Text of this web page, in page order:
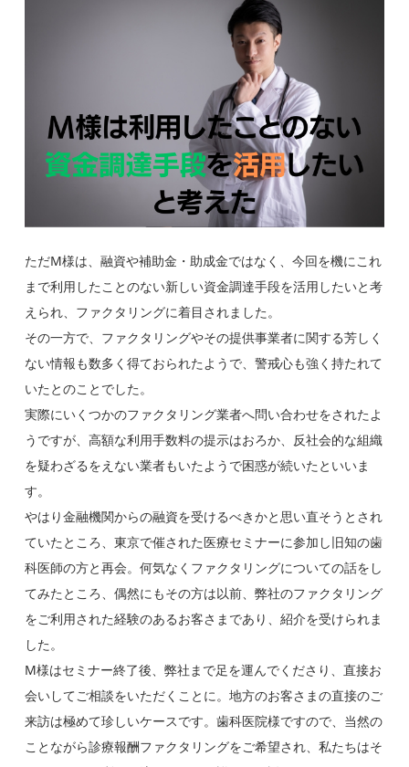
ただM様は、融資や補助金・助成金ではなく、今回を機にこれ
まで利用したことのない新しい資金調達手段を活用したいと考
えられ、ファクタリングに着目されました。
その一方で、ファクタリングやその提供事業者に関する芳しく
ない情報も数多く得ておられたようで、警戒心も強く持たれて
いたとのことでした。
実際にいくつかのファクタリング業者へ問い合わせをされたよ
うですが、高額な利用手数料の提示はおろか、反社会的な組織
を疑わざるをえない業者もいたようで困惑が続いたといいま
す。
やはり金融機関からの融資を受けるべきかと思い直そうとされ
ていたところ、東京で催された医療セミナーに参加し旧知の歯
科医師の方と再会。何気なくファクタリングについての話をし
てみたところ、偶然にもその方は以前、弊社のファクタリング
をご利用された経験のあるお客さまであり、紹介を受けられま
した。
M様はセミナー終了後、弊社まで足を運んでくださり、直接お
会いしてご相談をいただくことに。地方のお客さまの直接のご
来訪は極めて珍しいケースです。歯科医院様ですので、当然の
ことながら診療報酬ファクタリングをご希望され、私たちはそ